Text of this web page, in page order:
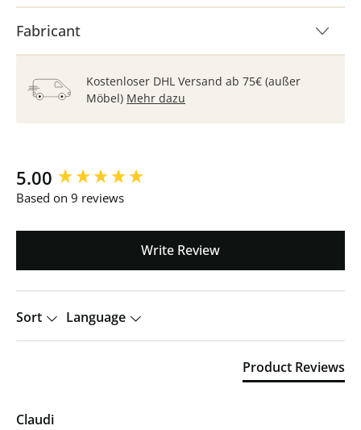
Fabricant
Kostenloser DHL Versand ab 75€ (außer
Möbel) Mehr dazu
5.00
Based on 9 reviews
Write Review
Sort Language
Product Reviews
Claudi
New content loaded